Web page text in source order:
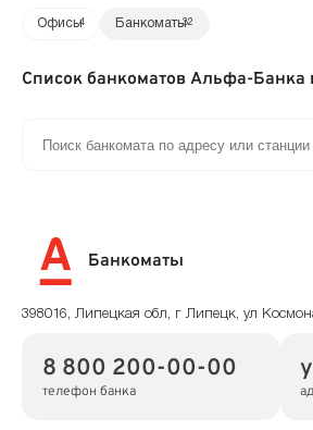
Офисы4 Банкоматы32
Список банкоматов Альфа-Банка
Банкоматы
398016, Липецкая обл, г Липецк, ул
8 800 200-00-00
телефон банка